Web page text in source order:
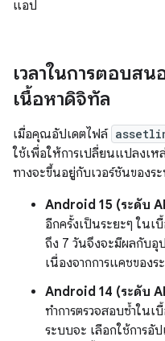
แอป
เวลาในการตอบส
เนื้อหาดิจิทัล
เมื่อคุณอัปเดตไฟล์
ใช้เพื่อให้การเปลี่ยนแปลงเ
ทางจะขึ้นอยู่กับเวอร์ชันของร
Android 15 (ระดับ
อีกครั้งเป็นระยะๆ ในเ
ถึง 7 วันจึงจะมีผลกับอุ
เนื่องจากการแคชของ
Android 14 (ระดับ
ทำการตรวจสอบซ้ำใน
ระบบจะ เลือกใช้การอั